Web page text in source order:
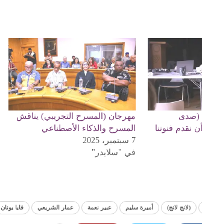
(صدى
نقدم فنوننا
مهرجان (المسرح التجريبي) يناقش
المسرح والذكاء الأصطناعي
7 سبتمبر، 2025
في "سلايدر"
(لانج لانج) أميرة سليم عبير نعمة عمار الشريعي فايا يونان